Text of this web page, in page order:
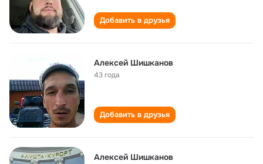
Добавить в друзья
Aлексей Шишканов
43 года
Добавить в друзья
Алексей Шишканов